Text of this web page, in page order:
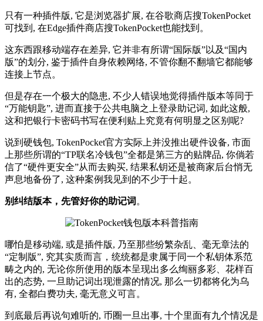
只有一种插件版, 它是浏览器扩展, 在谷歌商店搜TokenPocket
可找到, 在Edge插件商店搜TokenPocket也能找到。
这东西跟移动端存在差异, 它并非有所谓“国际版”以及“国内
版”的划分, 鉴于插件自身依赖网络, 不管你翻不翻墙它都能够
连接上节点。
但是存在一个极大的隐患, 不少人错误地觉得插件版本等同于
“万能钥匙”, 进而直接于公共电脑之上登录助记词, 如此这般,
这和把银行卡密码书写在便利贴上究竟有何明显之区别呢?
说到硬钱包, TokenPocket官方实际上并没推出硬件设备, 市面
上那些所谓的“TP联名冷钱包”全都是第三方的贴牌品, 你倘若
信了“硬件更安全”从而去购买, 结果私钥还是被商家后台悄无
声息地备份了, 这种案例我见到的不少于十起。
别纠结版本，先管好你的助记词 。
哪怕是移动端, 或是插件版, 乃至那些纷繁杂乱、毫无章法的
“定制版”, 究其实质而言，统统都是隶属于同一个私钥体系范
畴之内的, 无论你所使用的版本呈现出多么绚丽多彩、花样百
出的态势, 一旦助记词出现泄露的情况, 那么一切都将化为乌
有, 全都白费功夫, 毫无意义可言。
到底最后再说句难听的, 币圈一旦出事, 十个里面有九个情况是